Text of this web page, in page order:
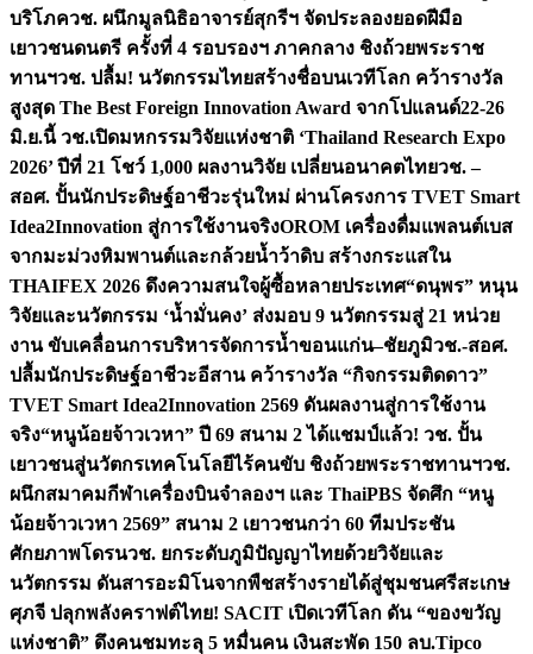
บริโภควช. ผนึกมูลนิธิอาจารย์สุกรีฯ จัดประลองยอดฝีมือ
เยาวชนดนตรี ครั้งที่ 4 รอบรองฯ ภาคกลาง ชิงถ้วยพระราช
ทานฯวช. ปลื้ม! นวัตกรรมไทยสร้างชื่อบนเวทีโลก คว้ารางวัล
สูงสุด The Best Foreign Innovation Award จากโปแลนด์22-26
มิ.ย.นี้ วช.เปิดมหกรรมวิจัยแห่งชาติ ‘Thailand Research Expo
2026’ ปีที่ 21 โชว์ 1,000 ผลงานวิจัย เปลี่ยนอนาคตไทยวช. –
สอศ. ปั้นนักประดิษฐ์อาชีวะรุ่นใหม่ ผ่านโครงการ TVET Smart
Idea2Innovation สู่การใช้งานจริงOROM เครื่องดื่มแพลนต์เบส
จากมะม่วงหิมพานต์และกล้วยน้ำว้าดิบ สร้างกระแสใน
THAIFEX 2026 ดึงความสนใจผู้ซื้อหลายประเทศ“ดนุพร” หนุน
วิจัยและนวัตกรรม ‘น้ำมั่นคง’ ส่งมอบ 9 นวัตกรรมสู่ 21 หน่วย
งาน ขับเคลื่อนการบริหารจัดการน้ำขอนแก่น–ชัยภูมิวช.-สอศ.
ปลื้มนักประดิษฐ์อาชีวะอีสาน คว้ารางวัล “กิจกรรมติดดาว”
TVET Smart Idea2Innovation 2569 ดันผลงานสู่การใช้งาน
จริง“หนูน้อยจ้าวเวหา” ปี 69 สนาม 2 ได้แชมป์แล้ว! วช. ปั้น
เยาวชนสู่นวัตกรเทคโนโลยีไร้คนขับ ชิงถ้วยพระราชทานฯวช.
ผนึกสมาคมกีฬาเครื่องบินจำลองฯ และ ThaiPBS จัดศึก “หนู
น้อยจ้าวเวหา 2569” สนาม 2 เยาวชนกว่า 60 ทีมประชัน
ศักยภาพโดรนวช. ยกระดับภูมิปัญญาไทยด้วยวิจัยและ
นวัตกรรม ดันสารอะมิโนจากพืชสร้างรายได้สู่ชุมชนศรีสะเกษ
ศุภจี ปลุกพลังคราฟต์ไทย! SACIT เปิดเวทีโลก ดัน “ของขวัญ
แห่งชาติ” ดึงคนชมทะลุ 5 หมื่นคน เงินสะพัด 150 ลบ.Tipco